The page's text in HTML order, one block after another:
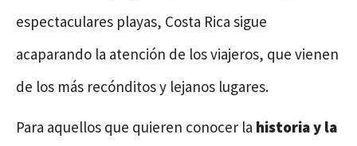
espectaculares playas, Costa Rica sigue
acaparando la atención de los viajeros, que vienen
de los más recónditos y lejanos lugares.
Para aquellos que quieren conocer la historia y la